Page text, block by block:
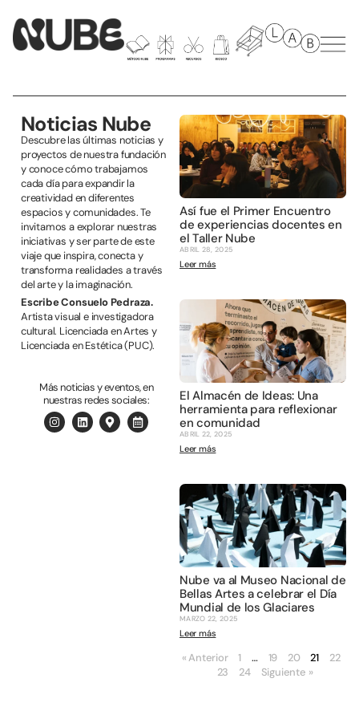
Noticias Nube
Descubre las últimas noticias y
proyectos de nuestra fundación
y conoce cómo trabajamos
cada día para expandir la
creatividad en diferentes
espacios y comunidades. Te
invitamos a explorar nuestras
iniciativas y ser parte de este
viaje que inspira, conecta y
transforma realidades a través
del arte y la imaginación.
Escribe Consuelo Pedraza.
Artista visual e investigadora
cultural. Licenciada en Artes y
Licenciada en Estética (PUC).
Más noticias y eventos, en
nuestras redes sociales:
Así fue el Primer Encuentro
de experiencias docentes en
el Taller Nube
ABRIL 28, 2025
Leer más
El Almacén de Ideas: Una
herramienta para reflexionar
en comunidad
ABRIL 22, 2025
Leer más
Nube va al Museo Nacional de
Bellas Artes a celebrar el Día
Mundial de los Glaciares
MARZO 22, 2025
Leer más
« Anterior 1 … 19 20 21
22
23
24 Siguiente »